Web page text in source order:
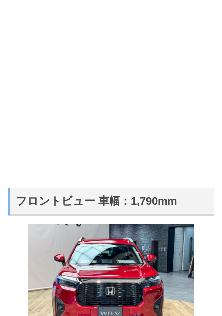
フロントビュー 車幅：1,790mm